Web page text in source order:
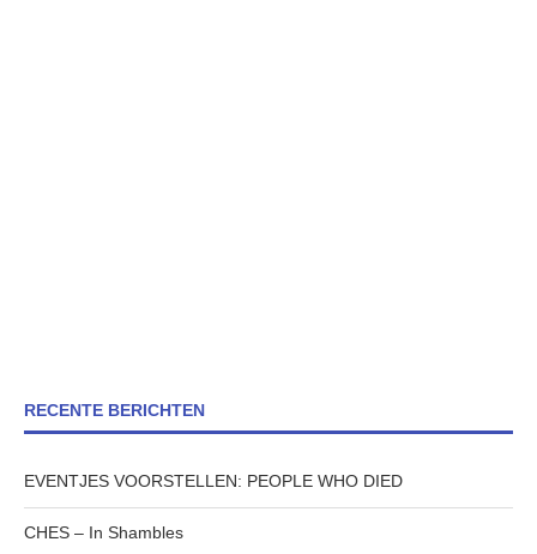
RECENTE BERICHTEN
EVENTJES VOORSTELLEN: PEOPLE WHO DIED
CHES – In Shambles